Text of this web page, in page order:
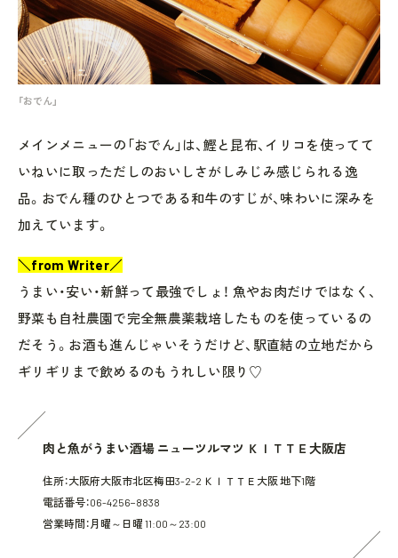
「おでん」
メインメニューの「おでん」は、鰹と昆布、イリコを使ってて
いねいに取っただしのおいしさがしみじみ感じられる逸
品。おでん種のひとつである和牛のすじが、味わいに深みを
加えています。
＼from Writer／
うまい・安い・新鮮って最強でしょ！ 魚やお肉だけではなく、
野菜も自社農園で完全無農薬栽培したものを使っているの
だそう。お酒も進んじゃいそうだけど、駅直結の立地だから
ギリギリまで飲めるのもうれしい限り♡
肉と魚がうまい酒場 ニューツルマツ ＫＩＴＴＥ大阪店
住所：大阪府大阪市北区梅田3-2-2 ＫＩＴＴＥ大阪 地下1階
電話番号：06-4256−8838
営業時間：月曜～日曜 11:00～23:00